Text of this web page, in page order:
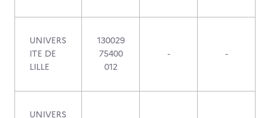
UNIVERS
ITE DE
LILLE
130029
75400
012
- -
UNIVERS